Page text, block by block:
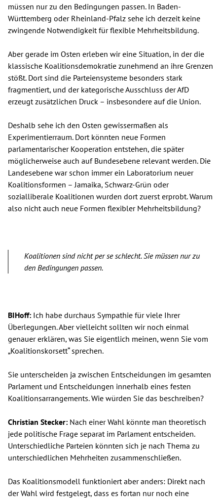
müssen nur zu den Bedingungen passen. In Baden-
Württemberg oder Rheinland-Pfalz sehe ich derzeit keine
zwingende Notwendigkeit für flexible Mehrheitsbildung.
Aber gerade im Osten erleben wir eine Situation, in der die
klassische Koalitionsdemokratie zunehmend an ihre Grenzen
stößt. Dort sind die Parteiensysteme besonders stark
fragmentiert, und der kategorische Ausschluss der AfD
erzeugt zusätzlichen Druck – insbesondere auf die Union.
Deshalb sehe ich den Osten gewissermaßen als
Experimentierraum. Dort könnten neue Formen
parlamentarischer Kooperation entstehen, die später
möglicherweise auch auf Bundesebene relevant werden. Die
Landesebene war schon immer ein Laboratorium neuer
Koalitionsformen – Jamaika, Schwarz-Grün oder
sozialliberale Koalitionen wurden dort zuerst erprobt. Warum
also nicht auch neue Formen flexibler Mehrheitsbildung?
Koalitionen sind nicht per se schlecht. Sie müssen nur zu
den Bedingungen passen.
BIHoff: Ich habe durchaus Sympathie für viele Ihrer
Überlegungen. Aber vielleicht sollten wir noch einmal
genauer erklären, was Sie eigentlich meinen, wenn Sie vom
„Koalitionskorsett“ sprechen.
Sie unterscheiden ja zwischen Entscheidungen im gesamten
Parlament und Entscheidungen innerhalb eines festen
Koalitionsarrangements. Wie würden Sie das beschreiben?
Christian Stecker: Nach einer Wahl könnte man theoretisch
jede politische Frage separat im Parlament entscheiden.
Unterschiedliche Parteien könnten sich je nach Thema zu
unterschiedlichen Mehrheiten zusammenschließen.
Das Koalitionsmodell funktioniert aber anders: Direkt nach
der Wahl wird festgelegt, dass es fortan nur noch eine